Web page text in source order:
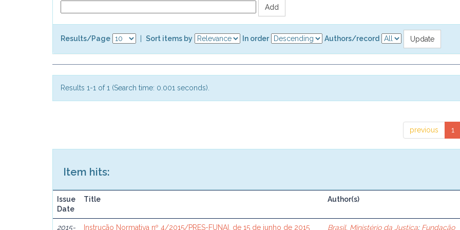
Results/Page Sort items by In order Authors/record
Results 1-1 of 1 (Search time: 0.001 seconds).
previous 1
Item hits:
Issue
Date
Title Author(s)
2015- Instrução Normativa nº 4/2015/PRES-FUNAI, de 15 de junho de 2015 Brasil. Ministério da Justiça; Fundação